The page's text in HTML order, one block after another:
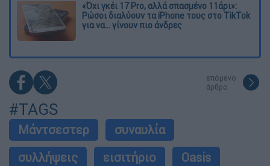
«Όχι γκέι 17 Pro, αλλά σπασμένο 11άρι»:
Ρώσοι διαλύουν τα iPhone τους στο TikTok
για να... γίνουν πιο άνδρες
επόμενο
άρθρο
#TAGS
Μάντσεστερ
συναυλία
συλλήψεις
εισιτήριο Oasis